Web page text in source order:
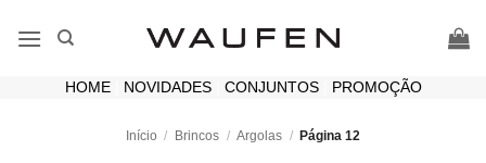
HOME| NOVIDADES| CONJUNTOS| PROMOÇÃO
Início / Brincos / Argolas / Página 12